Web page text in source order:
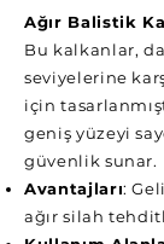
Ağır Balistik
Bu kalkanlar,
seviyelerine
için
geniş yüzeyi
güvenlik sunar.
Avantajları:
ağır silah